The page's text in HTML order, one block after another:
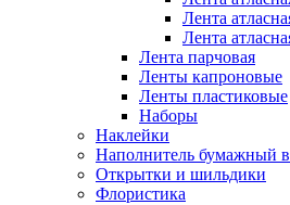
Лента
Лента
Лента парчовая
Ленты капроновые
Ленты пластиковые
Наборы
Наклейки
Наполнитель бумажный в
Открытки и шильдики
Флористика